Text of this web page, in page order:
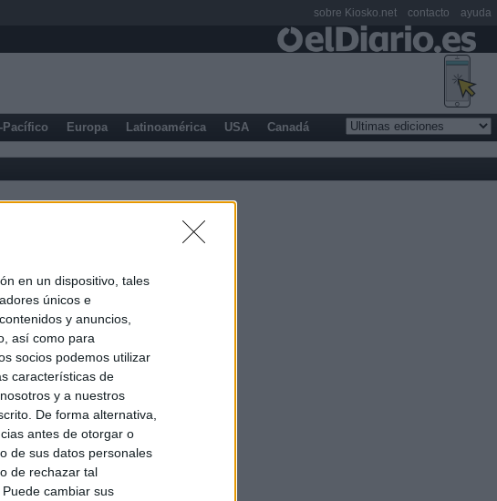
en un dispositivo, tales
únicos e
y anuncios,
así como para
socios podemos utilizar
características de
y a nuestros
De forma alternativa,
antes de otorgar o
de sus datos personales
de rechazar tal
cambiar sus
Pacífico Europa Latinoamérica USA Canadá
sobre Kiosko.net contacto ayuda